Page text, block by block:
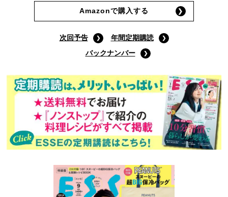
Amazonで購入する
次回予告
年間定期購読
バックナンバー